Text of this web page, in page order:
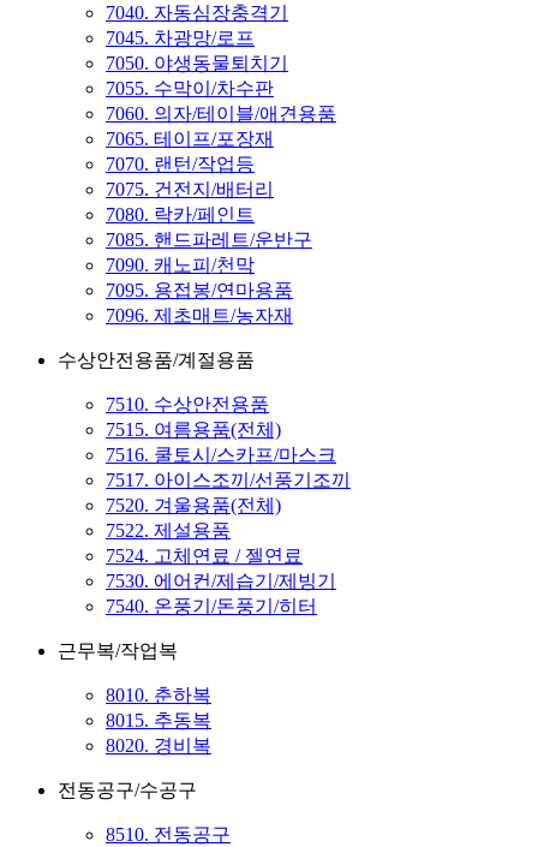
7040. 자동심장충격기
7045. 차광망/로프
7050. 야생동물퇴치기
7055. 수막이/차수판
7060. 의자/테이블/애견용품
7065. 테이프/포장재
7070. 랜턴/작업등
7075. 건전지/배터리
7080. 락카/페인트
7085. 핸드파레트/운반구
7090. 캐노피/천막
7095. 용접봉/연마용품
7096. 제초매트/농자재
수상안전용품/계절용품
7510. 수상안전용품
7515. 여름용품(전체)
7516. 쿨토시/스카프/마스크
7517. 아이스조끼/선풍기조끼
7520. 겨울용품(전체)
7522. 제설용품
7524. 고체연료 / 젤연료
7530. 에어컨/제습기/제빙기
7540. 온풍기/돈풍기/히터
근무복/작업복
8010. 춘하복
8015. 추동복
8020. 경비복
전동공구/수공구
8510. 전동공구